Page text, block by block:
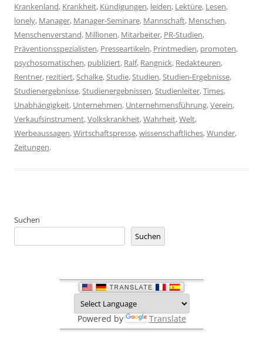
Krankenland, Krankheit, Kündigungen, leiden, Lektüre, Lesen,
lonely, Manager, Manager-Seminare, Mannschaft, Menschen,
Menschenverstand, Millionen, Mitarbeiter, PR-Studien,
Präventionsspezialisten, Presseartikeln, Printmedien, promoten,
psychosomatischen, publiziert, Ralf, Rangnick, Redakteuren,
Rentner, rezitiert,Schalke,Studie,Studien,Studien-Ergebnisse,
Studienergebnisse,Studienergebnissen,Studienleiter,Times,
Unabhängigkeit, Unternehmen, Unternehmensführung,Verein,
Verkaufsinstrument,Volkskrankheit,Wahrheit,Welt,
Werbeaussagen,Wirtschaftspresse,wissenschaftliches,Wunder,
Zeitungen.
Suchen
Suchen
Powered by Translate